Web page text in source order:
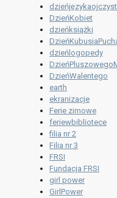
DzieńKobiet
dzieńksiążki
dzieńlogopedy
DzieńWalentego
earth
ekranizacje
Ferie zimowe
feriewbibliotece
filia nr 2
Filia nr 3
FRSI
Fundacja FRSI
girl power
GirlPower